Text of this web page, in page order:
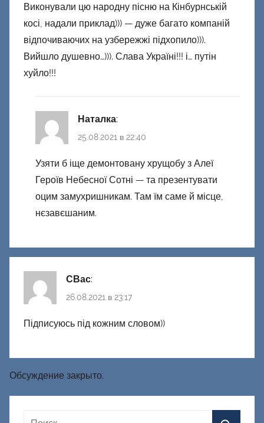
Виконували цю народну пісню на Кінбурнській
косі, надали приклад))) — дуже багато компаній
відпочиваючих на узбережжі підхопило))).
Вийшло душевно…))). Слава Україні!!! і… путін
хуйло!!!
Наталка:
25.08.2021 в 22:40
Узяти б іще демонтовану хрущобу з Алеї
Героїв Небесної Сотні — та презентувати
оцим замухришникам. Там їм саме й місце,
нєзавєшаним.
СВас:
26.08.2021 в 23:17
Підписуюсь під кожним словом))
Обсуждение закрыто.